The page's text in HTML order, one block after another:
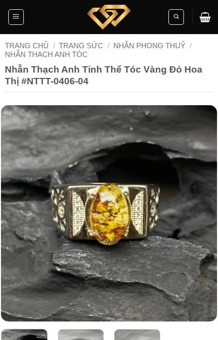
TRANG CHỦ / TRANG SỨC / NHẪN PHONG THUỶ /
NHẪN THẠCH ANH TÓC
Nhẫn Thạch Anh Tinh Thể Tóc Vàng Đỏ Hoa
Thị #NTTT-0406-04